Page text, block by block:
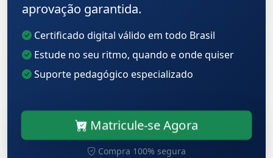
aprovação garantida.
Certificado digital válido em todo Brasil
Estude no seu ritmo, quando e onde quiser
Suporte pedagógico especializado
Matricule-se Agora
Compra 100% segura